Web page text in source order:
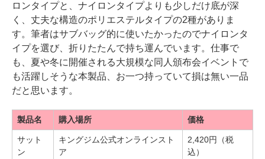
ロンタイプと、ナイロンタイプよりも少しだけ底が深
く、丈夫な構造のポリエステルタイプの2種がありま
す。筆者はサブバッグ的に使いたかったのでナイロンタ
イプを選び、折りたたんで持ち運んでいます。仕事で
も、夏や冬に開催される大規模な同人頒布会イベントで
も活躍しそうな本製品、お一つ持っていて損は無い一品
だと思います。
製品名 購入場所 価格
サット
ン
キングジム公式オンラインスト
ア
2,420円（税
込）